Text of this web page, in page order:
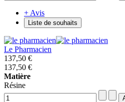
+ Avis
Liste de souhaits
Le Pharmacien
137,50 €
137,50 €
Matière
Résine